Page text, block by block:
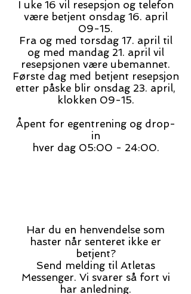
I uke 16 vil resepsjon og telefon
være betjent onsdag 16. april
09-15.
Fra og med torsdag 17. april til
og med mandag 21. april vil
resepsjonen være ubemannet.
Første dag med betjent resepsjon
etter påske blir onsdag 23. april,
klokken 09-15.
Åpent for egentrening og drop-
in
hver dag 05:00 - 24:00.
Har du en henvendelse som
haster når senteret ikke er
betjent?
Send melding til Atletas
Messenger. Vi svarer så fort vi
har anledning.